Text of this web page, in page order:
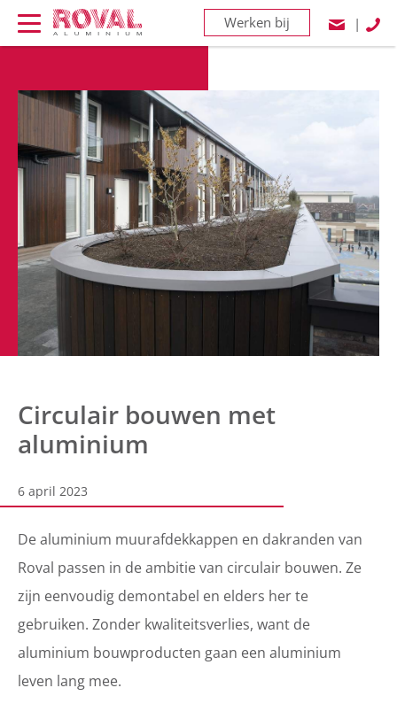
Werken bij |
Circulair bouwen met
aluminium
6 april 2023
De aluminium muurafdekkappen en dakranden van
Roval passen in de ambitie van circulair bouwen. Ze
zijn eenvoudig demontabel en elders her te
gebruiken. Zonder kwaliteitsverlies, want de
aluminium bouwproducten gaan een aluminium
leven lang mee.